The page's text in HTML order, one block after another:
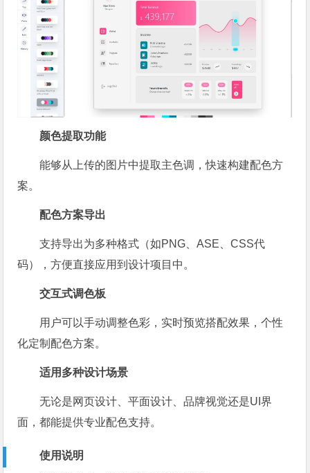
颜色提取功能
能够从上传的图片中提取主色调，快速构建配色方
案。
配色方案导出
支持导出为多种格式（如PNG、ASE、CSS代
码），方便直接应用到设计项目中。
交互式调色板
用户可以手动调整色彩，实时预览搭配效果，个性
化定制配色方案。
适用多种设计场景
无论是网页设计、平面设计、品牌视觉还是UI界
面，都能提供专业配色支持。
使用说明